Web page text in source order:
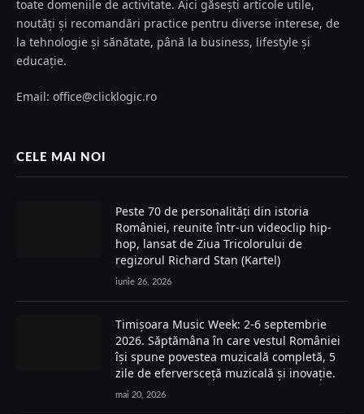
toate domeniile de activitate. Aici găsești articole utile,
noutăți și recomandări practice pentru diverse interese, de
la tehnologie și sănătate, până la business, lifestyle și
educație.
Email: office@clicklogic.ro
CELE MAI NOI
Peste 70 de personalități din istoria
României, reunite într-un videoclip hip-
hop, lansat de Ziua Tricolorului de
regizorul Richard Stan (Kartel)
iunie 26, 2026
Timișoara Music Week: 2-6 septembrie
2026. Săptămâna în care vestul României
își spune povestea muzicală completă, 5
zile de eferversceță muzicală și inovație.
mai 20, 2026